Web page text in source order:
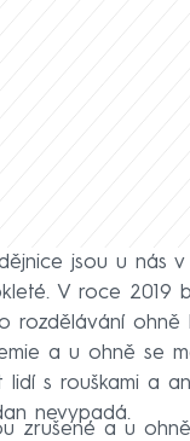
jsou u nás v
V roce 2019
rozdělávání ohně
a u ohně se
lidí s rouškami a
nevypadá.
zrušené a u